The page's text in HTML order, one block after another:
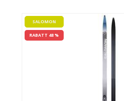
SALOMON
RABATT 48 %